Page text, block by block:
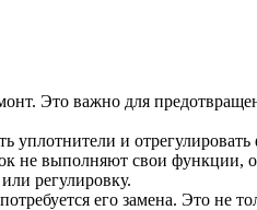
Это важно для
уплотнители и отрегулировать
не выполняют свои функции,
регулировку.
его замена. Это не